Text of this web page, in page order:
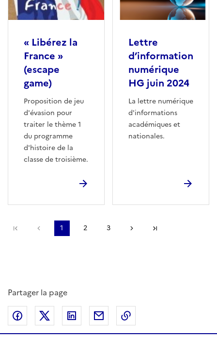
« Libérez la
France »
(escape
game)
Proposition de jeu
d'évasion pour
traiter le thème 1
du programme
d'histoire de la
classe de troisième.
Lettre
d’information
numérique
HG juin 2024
La lettre numérique
d'informations
académiques et
nationales.
Première pagepage précédente
1 2 3 Page suivante
Partager la page
Partager sur Facebook
Partager sur Twitter
Partager sur LinkedIn
Partager par email